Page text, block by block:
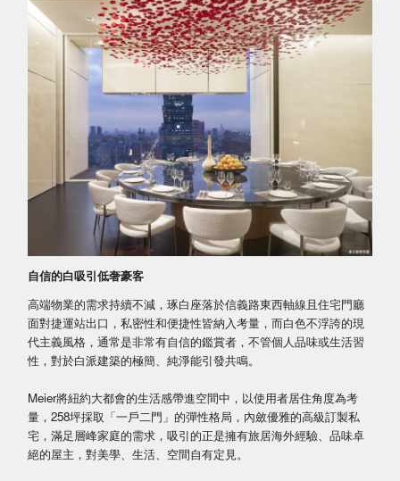
自信的白吸引低奢豪客
高端物業的需求持續不減，琢白座落於信義路東西軸線且住宅門廳
面對捷運站出口，私密性和便捷性皆納入考量，而白色不浮誇的現
代主義風格，通常是非常有自信的鑑賞者，不管個人品味或生活習
性，對於白派建築的極簡、純淨能引發共鳴。
Meier將紐約大都會的生活感帶進空間中，以使用者居住角度為考
量，258坪採取「一戶二門」的彈性格局，內斂優雅的高級訂製私
宅，滿足層峰家庭的需求，吸引的正是擁有旅居海外經驗、品味卓
絕的屋主，對美學、生活、空間自有定見。